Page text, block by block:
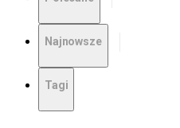
Najnowsze
Tagi